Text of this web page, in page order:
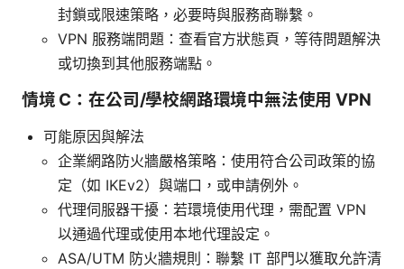
封鎖或限速策略，必要時與服務商聯繫。
VPN 服務端問題：查看官方狀態頁，等待問題解決
或切換到其他服務端點。
情境 C：在公司/學校網路環境中無法使用 VPN
可能原因與解法
企業網路防火牆嚴格策略：使用符合公司政策的協
定（如 IKEv2）與端口，或申請例外。
代理伺服器干擾：若環境使用代理，需配置 VPN
以通過代理或使用本地代理設定。
ASA/UTM 防火牆規則：聯繫 IT 部門以獲取允許清